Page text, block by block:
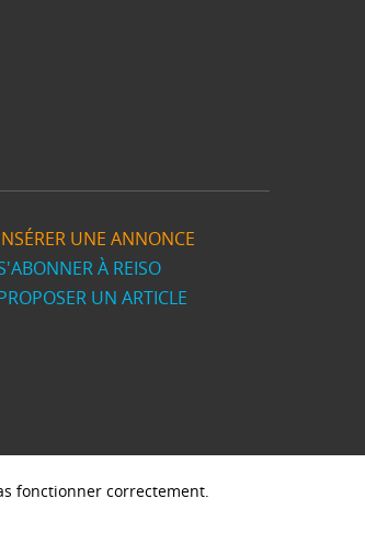
UNE ANNONCE
À REISO
UN ARTICLE
fonctionner correctement.